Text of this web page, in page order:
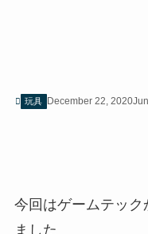
玩具 December 22, 2020
今回はゲームテッ
ました